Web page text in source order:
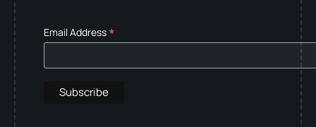
Email Address*